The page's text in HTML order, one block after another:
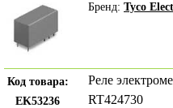
Бренд: Tyco
Код товара:
EK53236
Реле
RT424730